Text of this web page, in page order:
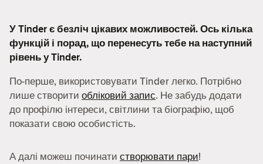
У Tinder є безліч цікавих можливостей. Ось кілька
функцій і порад, що перенесуть тебе на наступний
рівень у Tinder.
По-перше, використовувати Tinder легко. Потрібно
лише створити обліковий запис. Не забудь додати
до профілю інтереси, світлини та біографію, щоб
показати свою особистість.
А далі можеш починати створювати пари!